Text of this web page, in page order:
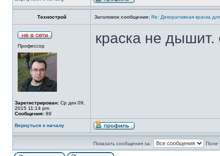
Технострой Заголовок сообщения: Re: Декоративная краска
Профессор
Зарегистрирован: Ср дек 09,
2015 11:14 pm
Сообщения: 89
краска не
Вернуться к началу
Показать сообщения за: Поле